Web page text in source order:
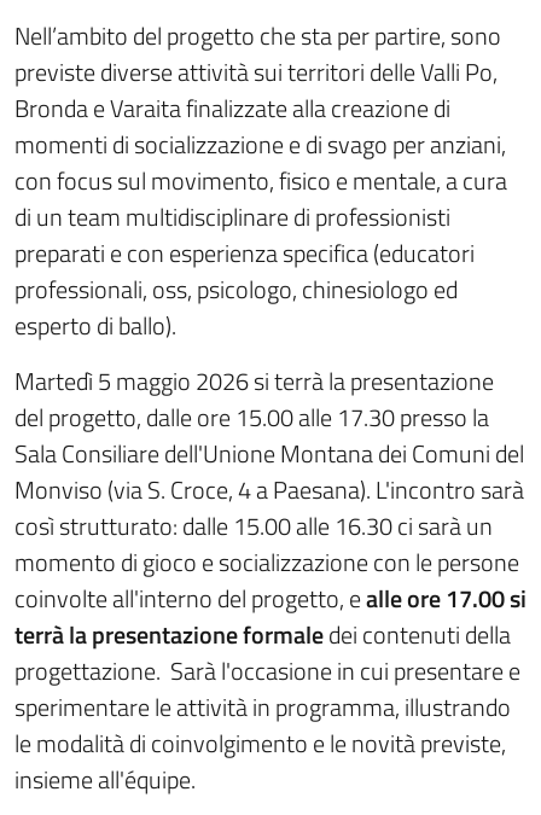
Nell’ambito del progetto che sta per partire, sono
previste diverse attività sui territori delle Valli Po,
Bronda e Varaita finalizzate alla creazione di
momenti di socializzazione e di svago per anziani,
con focus sul movimento, fisico e mentale, a cura
di un team multidisciplinare di professionisti
preparati e con esperienza specifica (educatori
professionali, oss, psicologo, chinesiologo ed
esperto di ballo).
Martedì 5 maggio 2026 si terrà la presentazione
del progetto, dalle ore 15.00 alle 17.30 presso la
Sala Consiliare dell'Unione Montana dei Comuni del
Monviso (via S. Croce, 4 a Paesana). L'incontro sarà
così strutturato: dalle 15.00 alle 16.30 ci sarà un
momento di gioco e socializzazione con le persone
coinvolte all'interno del progetto, ealle ore 17.00 si
terrà la presentazione formaledei contenuti della
progettazione. Sarà l'occasione in cui presentare e
sperimentare le attività in programma, illustrando
le modalità di coinvolgimento e le novità previste,
insieme all'équipe.